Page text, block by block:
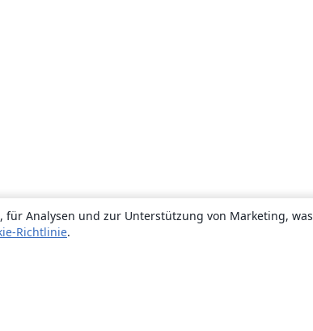
Analysen und zur Unterstützung von Marketing, was
Richtlinie.